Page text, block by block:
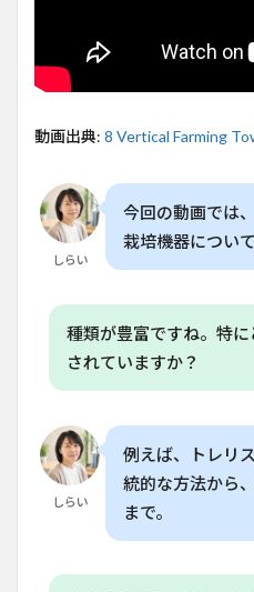
新技
術
7つ
直農
業塔
の種
類と
特徴
4
家庭
菜園
に活
用で
垂直
農業
のメ
リッ
ト
と既
動画出典: 8 Vertical Farming
しらい
今回の動画では
栽培機器につい
種類が豊富ですね。特
されていますか？
しらい
例えば、トレリ
統的な方法から
まで。